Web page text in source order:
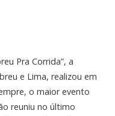
Pra Corrida”, a
e Lima, realizou em
o maior evento
reuniu no último